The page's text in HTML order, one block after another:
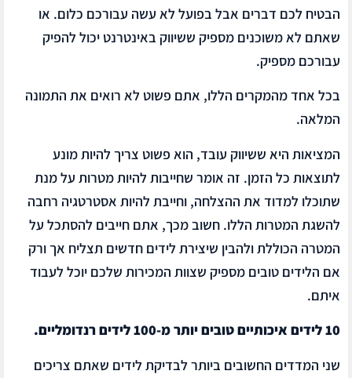
הבטיח לכם דברים אבל בפועל לא עשה עבורכם כלום. או
שאתם לא משוכנים מספיק ששיווק באינטרנט יכול להפיק
עבורכם מספיק.
בכל אחד מהמקרים הללו, אתם פשוט לא רואים את התמונה
המלאה.
המציאות היא ששיווק עובד, הוא פשוט צריך להיות מונע
לתוצאות כל הזמן. זה אומר שחייבות להיות מטרות על מנת
שתוכלו למדוד את ההצלחה, וחייבת להיות אסטרטגיה רחבה
להשגת המטרות הללו. חשוב מכך, אתם חייבים להסתכל על
המטרה הכוללת ולהבין שיצירת לידים חדשים תצליח אך ורק
אם הלידים טובים מספיק שצוות המכירות שלכם יוכל לעבוד
איתם.
10 לידים איכותיים טובים יותר מ-100 לידים רנדומליים.
שני המדדים החשובים ביותר לבדיקת לידים שאתם צריכים